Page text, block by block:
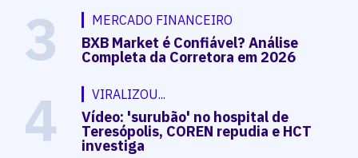
3 MERCADO FINANCEIRO
BXB Market é Confiável? Análise
Completa da Corretora em 2026
4 VIRALIZOU...
Vídeo: 'surubão' no hospital de
Teresópolis, COREN repudia e HCT
investiga